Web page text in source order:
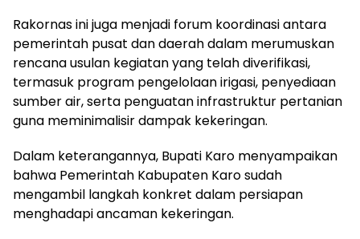
Rakornas ini juga menjadi forum koordinasi antara
pemerintah pusat dan daerah dalam merumuskan
rencana usulan kegiatan yang telah diverifikasi,
termasuk program pengelolaan irigasi, penyediaan
sumber air, serta penguatan infrastruktur pertanian
guna meminimalisir dampak kekeringan.
Dalam keterangannya, Bupati Karo menyampaikan
bahwa Pemerintah Kabupaten Karo sudah
mengambil langkah konkret dalam persiapan
menghadapi ancaman kekeringan.